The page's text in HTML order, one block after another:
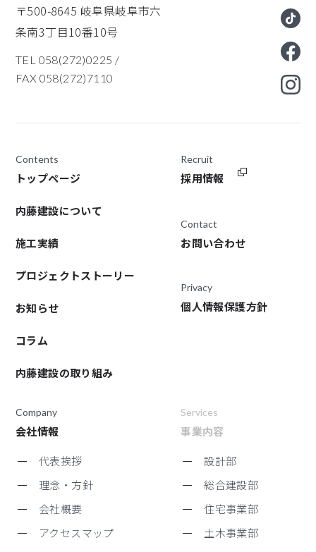
〒500-8645 岐阜県岐阜市六
条南3丁目10番10号
TEL 058(272)0225 /
FAX 058(272)7110
Contents
トップページ
内藤建設について
施工実績
プロジェクトストーリー
お知らせ
コラム
内藤建設の取り組み
Services
事業内容
設計部
総合建設部
住宅事業部
土木事業部
Company
会社情報
代表挨拶
理念・方針
会社概要
アクセスマップ
Recruit
採用情報
Contact
お問い合わせ
Privacy
個人情報保護方針